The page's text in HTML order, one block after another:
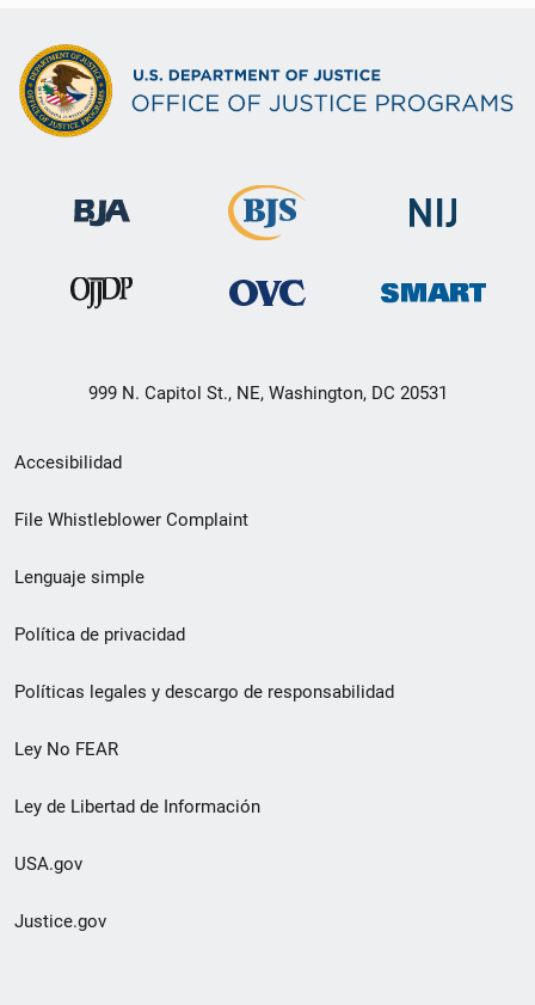
999 N. Capitol St., NE, Washington, DC 20531
Menú
de
de
pie
de
página
Accesibilidad
File Whistleblower Complaint
Lenguaje simple
Política de privacidad
Políticas legales y descargo de responsabilidad
Ley No FEAR
Ley de Libertad de Información
USA.gov
Justice.gov